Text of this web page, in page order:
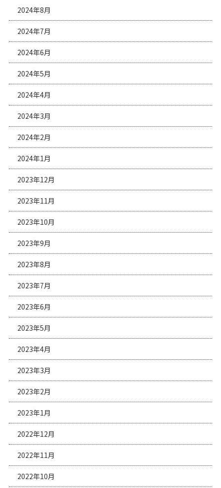
2024年8月
2024年7月
2024年6月
2024年5月
2024年4月
2024年3月
2024年2月
2024年1月
2023年12月
2023年11月
2023年10月
2023年9月
2023年8月
2023年7月
2023年6月
2023年5月
2023年4月
2023年3月
2023年2月
2023年1月
2022年12月
2022年11月
2022年10月